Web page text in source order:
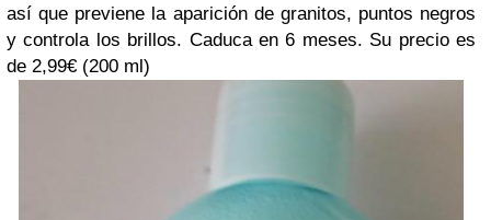
así que previene la aparición de granitos, puntos negros
y controla los brillos. Caduca en 6 meses. Su precio es
de 2,99€ (200 ml)